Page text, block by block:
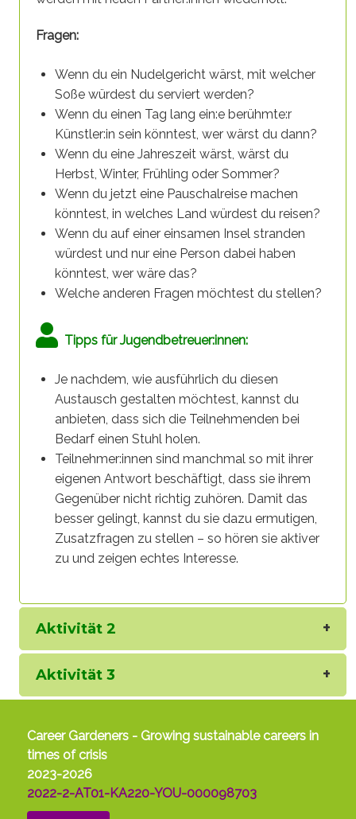
Fragen:
Wenn du ein Nudelgericht wärst, mit welcher
Soße würdest du serviert werden?
Wenn du einen Tag lang ein:e berühmte:r
Künstler:in sein könntest, wer wärst du dann?
Wenn du eine Jahreszeit wärst, wärst du
Herbst, Winter, Frühling oder Sommer?
Wenn du jetzt eine Pauschalreise machen
könntest, in welches Land würdest du reisen?
Wenn du auf einer einsamen Insel stranden
würdest und nur eine Person dabei haben
könntest, wer wäre das?
Welche anderen Fragen möchtest du stellen?
Tipps für Jugendbetreuer:innen:
Je nachdem, wie ausführlich du diesen
Austausch gestalten möchtest, kannst du
anbieten, dass sich die Teilnehmenden bei
Bedarf einen Stuhl holen.
Teilnehmer:innen sind manchmal so mit ihrer
eigenen Antwort beschäftigt, dass sie ihrem
Gegenüber nicht richtig zuhören. Damit das
besser gelingt, kannst du sie dazu ermutigen,
Zusatzfragen zu stellen – so hören sie aktiver
zu und zeigen echtes Interesse.
Aktivität 2
Aktivität 3
Career Gardeners - Growing sustainable careers in
times of crisis
2023-2026
2022-2-AT01-KA220-YOU-000098703